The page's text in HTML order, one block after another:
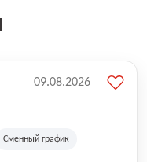
Сменный график
09.08.2026